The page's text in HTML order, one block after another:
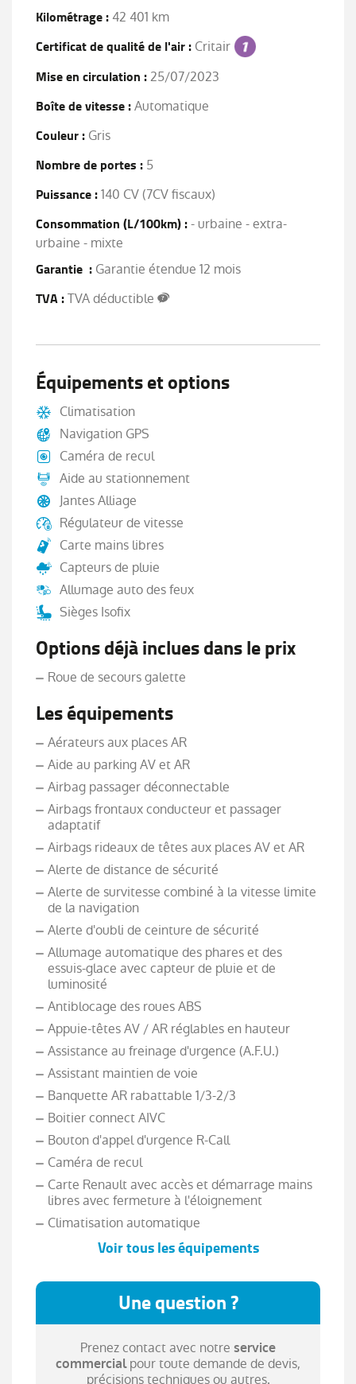
Kilométrage : 42 401 km
Certificat de qualité de l'air : Critair
Mise en circulation :25/07/2023
Boîte de vitesse :Automatique
Couleur : Gris
Nombre de portes : 5
Puissance :140 CV (7CV fiscaux)
Consommation (L/100km) :- urbaine - extra-
urbaine - mixte
Garantie : Garantie étendue 12 mois
TVA :TVA déductible
Équipements et options
Climatisation
Navigation GPS
Caméra de recul
Aide au stationnement
Jantes Alliage
Régulateur de vitesse
Carte mains libres
Capteurs de pluie
Allumage auto des feux
Sièges Isofix
Options déjà inclues dans le prix
Roue de secours galette
Les équipements
Aérateurs aux places AR
Aide au parking AV et AR
Airbag passager déconnectable
Airbags frontaux conducteur et passager
adaptatif
Airbags rideaux de têtes aux places AV et AR
Alerte de distance de sécurité
Alerte de survitesse combiné à la vitesse limite
de la navigation
Alerte d'oubli de ceinture de sécurité
Allumage automatique des phares et des
essuis-glace avec capteur de pluie et de
luminosité
Antiblocage des roues ABS
Appuie-têtes AV / AR réglables en hauteur
Assistance au freinage d'urgence (A.F.U.)
Assistant maintien de voie
Banquette AR rabattable 1/3-2/3
Boitier connect AIVC
Bouton d'appel d'urgence R-Call
Caméra de recul
Carte Renault avec accès et démarrage mains
libres avec fermeture à l'éloignement
Climatisation automatique
Voir tous les équipements
route/croisement
Compartimentage de coffre
Compartimentage de coffre
Compatibilité Apple CarPlay Wifi
Condamnation centralisée des portes
Une question ?
Prenez contact avec notre service
commercialpour toute demande de devis,
précisions techniques ou autres.